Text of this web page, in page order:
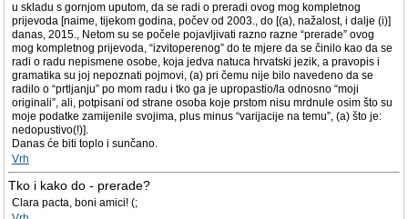
u skladu s gornjom uputom, da se radi o preradi ovog mog kompletnog
prijevoda [naime, tijekom godina, počev od 2003., do [(a), nažalost, i dalje (i)]
danas, 2015., Netom su se počele pojavljivati razno razne “prerade” ovog
mog kompletnog prijevoda, “izvitoperenog” do te mjere da se činilo kao da se
radi o radu nepismene osobe, koja jedva natuca hrvatski jezik, a pravopis i
gramatika su joj nepoznati pojmovi, (a) pri čemu nije bilo navedeno da se
radilo o “prtljanju” po mom radu i tko ga je upropastio/la odnosno “moji
originali”, ali, potpisani od strane osoba koje prstom nisu mrdnule osim što su
moje podatke zamijenile svojima, plus minus “varijacije na temu”, (a) što je:
nedopustivo(!)].
Danas će biti toplo i sunčano.
Vrh
Tko i kako do - prerade?
Clara pacta, boni amici! (;